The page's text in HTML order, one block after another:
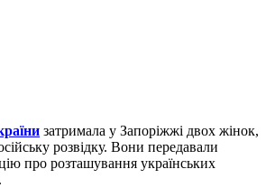
затримала у Запоріжжі двох жінок,
розвідку. Вони передавали
про розташування українських